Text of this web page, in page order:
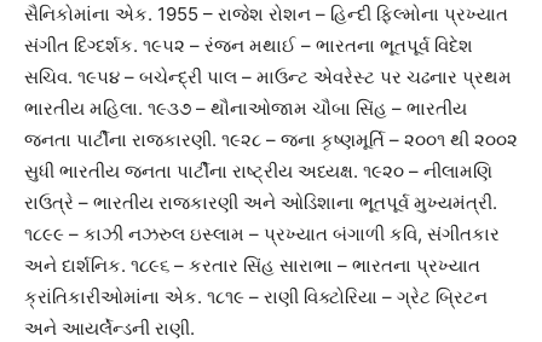
સૈનિકોમાંના એક. 1955 – રાજેશ રોશન – હિન્દી ફિલ્મોના પ્રખ્યાત
સંગીત દિગ્દર્શક. ૧૯૫૨ – રંજન મથાઈ – ભારતના ભૂતપૂર્વ વિદેશ
સચિવ. ૧૯૫૪ – બચેન્દ્રી પાલ – માઉન્ટ એવરેસ્ટ પર ચઢનાર પ્રથમ
ભારતીય મહિલા. ૧૯૩૭ – થૌનાઓજામ ચૌબા સિંહ – ભારતીય
જનતા પાર્ટીના રાજકારણી. ૧૯૨૮ – જના કૃષ્ણમૂર્તિ – ૨૦૦૧ થી ૨૦૦૨
સુધી ભારતીય જનતા પાર્ટીના રાષ્ટ્રીય અધ્યક્ષ. ૧૯૨૦ – નીલામણિ
રાઉત્રે – ભારતીય રાજકારણી અને ઓડિશાના ભૂતપૂર્વ મુખ્યમંત્રી.
૧૮૯૯ – કાઝી નઝરુલ ઇસ્લામ – પ્રખ્યાત બંગાળી કવિ, સંગીતકાર
અને દાર્શનિક. ૧૮૯૬ – કરતાર સિંહ સારાભા – ભારતના પ્રખ્યાત
ક્રાંતિકારીઓમાંના એક. ૧૮૧૯ – રાણી વિક્ટોરિયા – ગ્રેટ બ્રિટન
અને આયર્લેન્ડની રાણી.